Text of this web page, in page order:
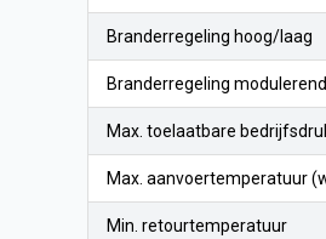
Branderregeling hoog/laag
Branderregeling modulerend
Max. toelaatbare
Max. aanvoertemperatuur
Min. retourtemperatuur